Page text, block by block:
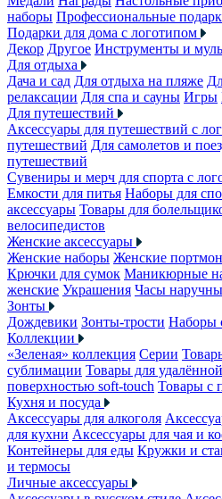
наборы Профессиональные
Подарки для дома с логотипом
Декор Другое Инструменты и
Для отдыха
Дача и сад Для отдыха на пляже
релаксации Для спа и сауны Игры
Для путешествий
Аксессуары для путешествий с
путешествий Для самолетов и
путешествий
Сувениры и мерч для спорта с
Емкости для питья Наборы для
аксессуары Товары для
велосипедистов
Женские аксессуары
Женские наборы Женские
Крючки для сумок Маникюрные
женские Украшения Часы
Зонты
Дождевики Зонты-трости Наборы
Коллекции
«Зеленая» коллекция Серии
сублимации Товары для
поверхностью soft-touch Товары с
Кухня и посуда
Аксессуары для алкоголя
для кухни Аксессуары для чая и
Контейнеры для еды Кружки и
и термосы
Личные аксессуары